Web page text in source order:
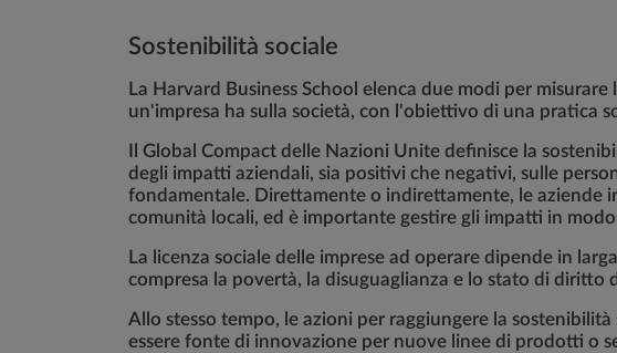
Sostenibilità sociale
La Harvard Business School elenca due modi per
un'impresa ha sulla società, con l'obiettivo di una pratica
Il Global Compact delle Nazioni Unite definisce la
degli impatti aziendali, sia positivi che negativi, sulle
fondamentale. Direttamente o indirettamente, le aziende
comunità locali, ed è importante gestire gli impatti in
La licenza sociale delle imprese ad operare dipende in
compresa la povertà, la disuguaglianza e lo stato di diritto
Allo stesso tempo, le azioni per raggiungere la
essere fonte di innovazione per nuove linee di prodotti o